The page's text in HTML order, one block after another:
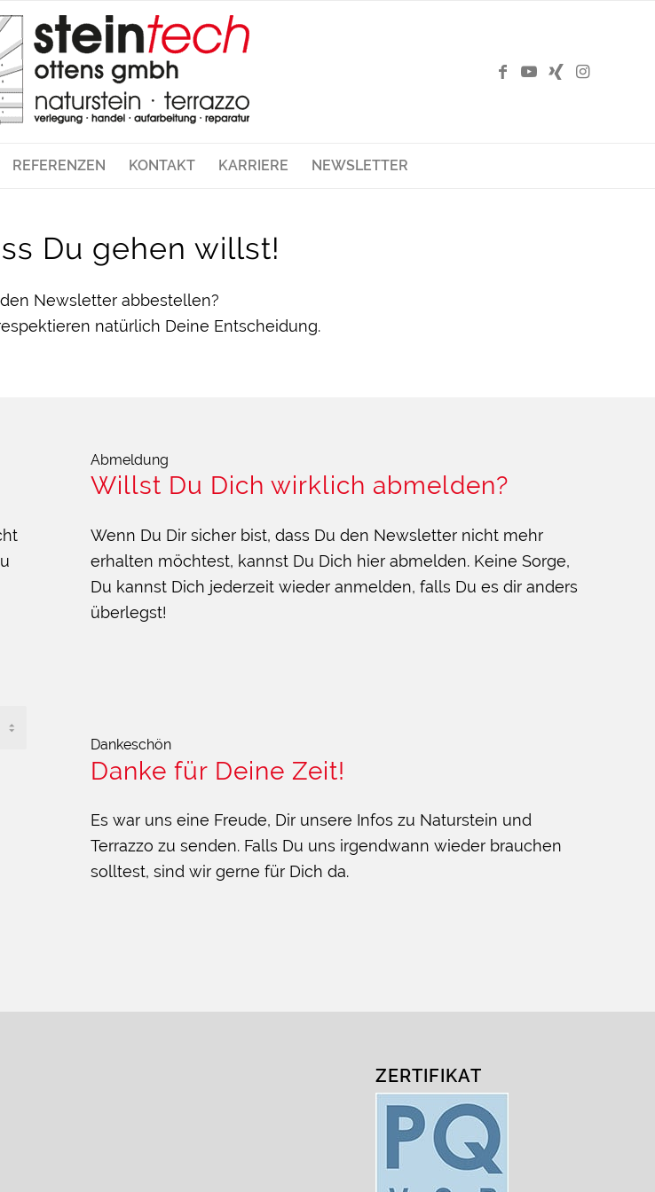
REFERENZEN KONTAKT KARRIERE NEWSLETTER
Du gehen willst!
Newsletter abbestellen?
natürlich Deine Entscheidung.
Abmeldung
Willst Du Dich wirklich abmelden?
Wenn Du Dir sicher bist, dass Du den Newsletter nicht mehr
erhalten möchtest, kannst Du Dich hier abmelden. Keine Sorge,
Du kannst Dich jederzeit wieder anmelden, falls Du es dir anders
überlegst!
Dankeschön
Danke für Deine Zeit!
Es war uns eine Freude, Dir unsere Infos zu Naturstein und
Terrazzo zu senden. Falls Du uns irgendwann wieder brauchen
solltest, sind wir gerne für Dich da.
ZERTIFIKAT